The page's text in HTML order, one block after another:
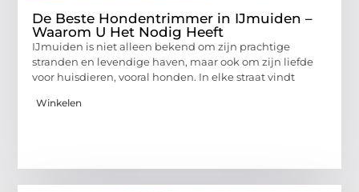
De Beste Hondentrimmer in IJmuiden –
Waarom U Het Nodig Heeft
IJmuiden is niet alleen bekend om zijn prachtige
stranden en levendige haven, maar ook om zijn liefde
voor huisdieren, vooral honden. In elke straat vindt
Winkelen